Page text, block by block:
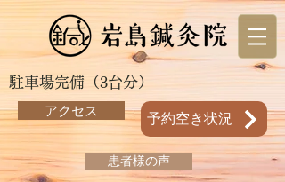
駐車場完備（3台分）
アクセス
予約空き状況
患者様の声